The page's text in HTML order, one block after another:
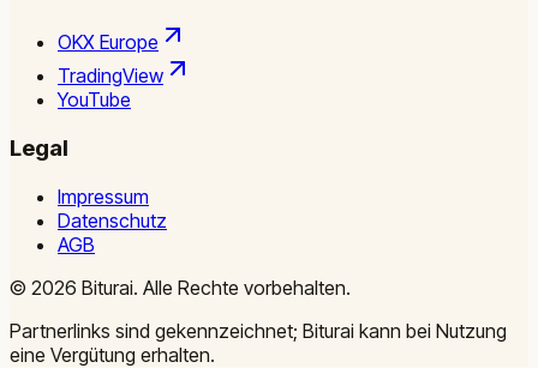
OKX Europe
TradingView
YouTube
Legal
Impressum
Datenschutz
AGB
© 2026 Biturai. Alle Rechte vorbehalten.
Partnerlinks sind gekennzeichnet; Biturai kann bei Nutzung
eine Vergütung erhalten.